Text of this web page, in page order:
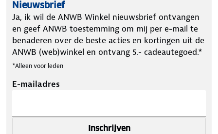
Nieuwsbrief
Ja, ik wil de ANWB Winkel nieuwsbrief ontvangen
en geef ANWB toestemming om mij per e-mail te
benaderen over de beste acties en kortingen uit de
ANWB (web)winkel en ontvang 5.- cadeautegoed.*
*Alleen voor leden
E-mailadres
Inschrijven